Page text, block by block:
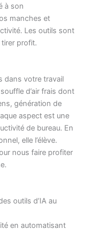
à son
manches et
Les outils sont
tirer profit.
dans votre travail
d’air frais dont
génération de
aspect est une
de bureau. En
elle l’élève.
nous faire profiter
outils d’IA au
en automatisant